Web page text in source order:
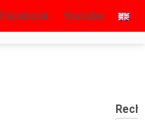
Facebook Youtube